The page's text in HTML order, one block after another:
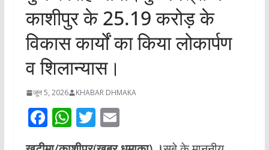
काशीपुर के 25.19 करोड़ के
विकास कार्यों का किया लोकार्पण
व शिलान्यास।
जून 5, 2026 KHABAR DHMAKA
F W
h
T E